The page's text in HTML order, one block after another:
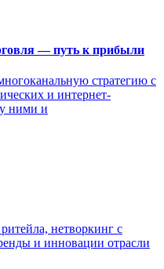
— путь к прибыли
стратегию с
и интернет-
ними и
нетворкинг с
и инновации отрасли